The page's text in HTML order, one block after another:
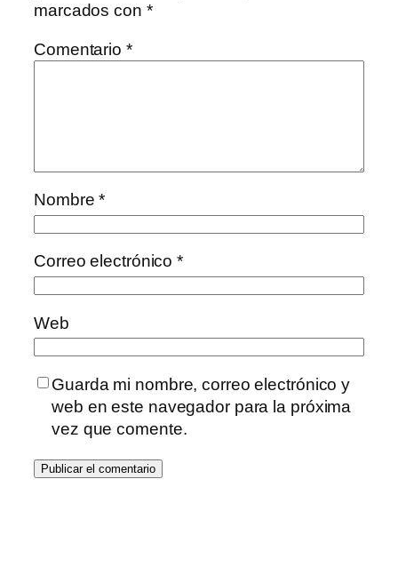
marcados con *
Comentario *
Nombre*
Correo electrónico*
Web
Guarda mi nombre, correo electrónico y
web en este navegador para la próxima
vez que comente.